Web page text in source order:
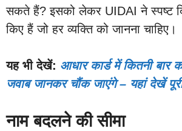
सकते हैं? इसको लेकर UIDAI ने स्पष्ट
किए हैं जो हर व्यक्ति को जानना चाहिए।
यह भी देखें: आधार कार्ड में कितनी
जवाब जानकर चौंक जाएंगे – यहां देखें
नाम बदलने की सीमा